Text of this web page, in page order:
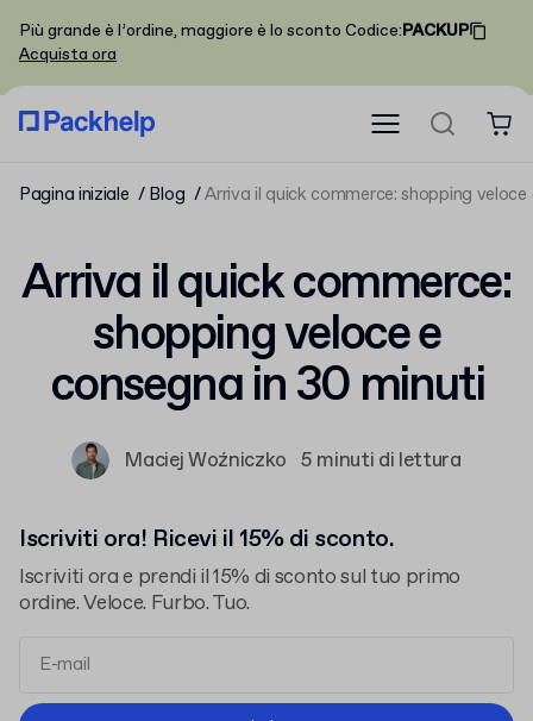
Più grande è l’ordine, maggiore è lo sconto Codice:PACKUP
Acquista ora
Pagina iniziale Blog Arriva il quick commerce: shopping
Arriva il quick commerce:
shopping veloce e
consegna in 30 minuti
Maciej Woźniczko 5 minuti di lettura
Iscriviti ora! Ricevi il 15% di sconto.
Iscriviti ora e prendi il 15% di sconto sul tuo primo
ordine. Veloce. Furbo. Tuo.